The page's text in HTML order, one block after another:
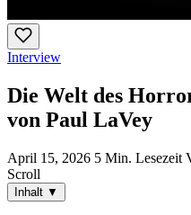
Interview
Die Welt des
von Paul LaVey
April 15, 2026 5 Min. Lesezeit
Scroll
Inhalt ▼